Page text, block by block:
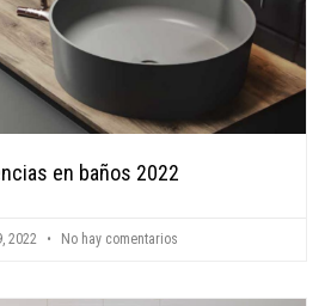
en baños 2022
2022 No hay comentarios